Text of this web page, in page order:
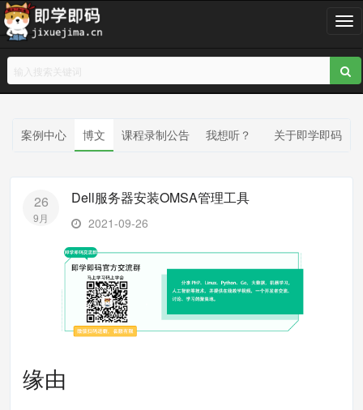
T
g
g
l
案例中心 博文 课程录制公告 我想听？ 关于即学即码
26
9月
Dell服务器安装OMSA管理工具
2021-09-26
缘由